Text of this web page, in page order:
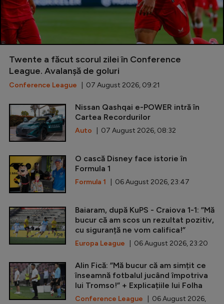
Twente a făcut scorul zilei în Conference
League. Avalanșă de goluri
Conference League | 07 August 2026, 09:21
Nissan Qashqai e-POWER intră în
Cartea Recordurilor
Auto | 07 August 2026, 08:32
O cască Disney face istorie în
Formula 1
Formula 1 | 06 August 2026, 23:47
Baiaram, după KuPS - Craiova 1-1: ”Mă
bucur că am scos un rezultat pozitiv,
cu siguranță ne vom califica!”
Europa League | 06 August 2026, 23:20
Alin Fică: ”Mă bucur că am simțit ce
înseamnă fotbalul jucând împotriva
lui Tromso!” + Explicațiile lui Folha
Conference League | 06 August 2026,